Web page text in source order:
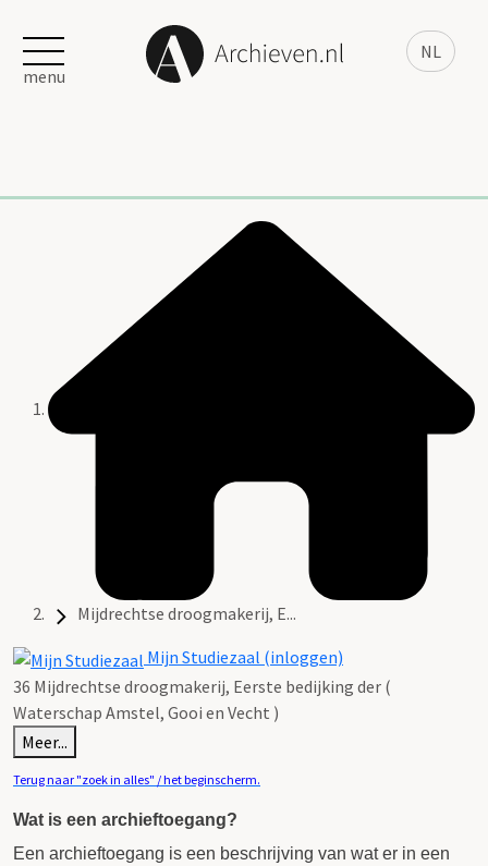
NL
menu
Mijdrechtse droogmakerij, E...
Mijn Studiezaal (inloggen)
36 Mijdrechtse droogmakerij, Eerste bedijking der (
Waterschap Amstel, Gooi en Vecht )
Meer...
Terug naar "zoek in alles" / het beginscherm.
Wat is een archieftoegang?
Een archieftoegang is een beschrijving van wat er in een